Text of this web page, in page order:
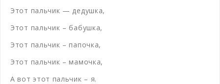
Этот пальчик — дедушка,
Этот пальчик – бабушка,
Этот пальчик – папочка,
Этот пальчик – мамочка,
А вот этот пальчик – я.